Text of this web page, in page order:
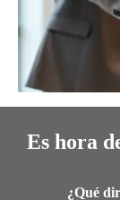
Es hora
¿Qué